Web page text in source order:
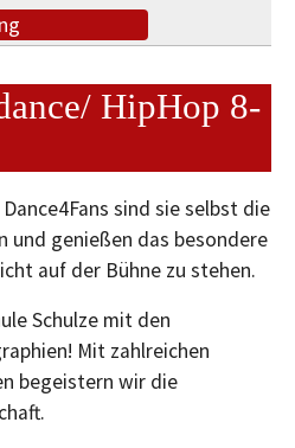
HipHop 8-
sind sie selbst die
und genießen das besondere
auf der Bühne zu stehen.
Schulze mit den
Mit zahlreichen
begeistern wir die